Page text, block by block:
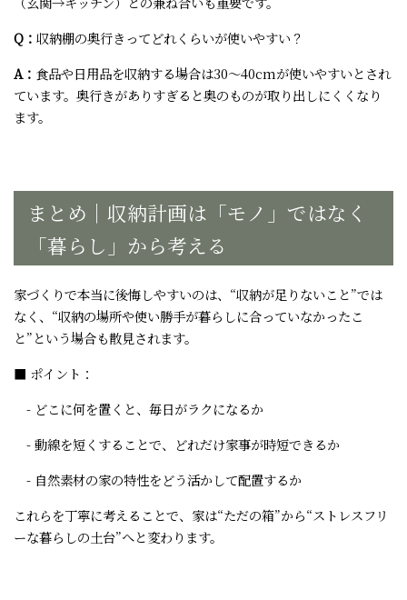
Q： 収納棚の奥行きってどれくらいが使いやすい？
A： 食品や日用品を収納する場合は30～40cmが使いやすいとされ
ています。奥行きがありすぎると奥のものが取り出しにくくなり
ます。
まとめ｜収納計画は「モノ」ではなく
「暮らし」から考える
家づくりで本当に後悔しやすいのは、“収納が足りないこと”では
なく、“収納の場所や使い勝手が暮らしに合っていなかったこ
と”という場合も散見されます。
■ ポイント：
- どこに何を置くと、毎日がラクになるか
- 動線を短くすることで、どれだけ家事が時短できるか
- 自然素材の家の特性をどう活かして配置するか
これらを丁寧に考えることで、家は“ただの箱”から“ストレスフリ
ーな暮らしの土台”へと変わります。